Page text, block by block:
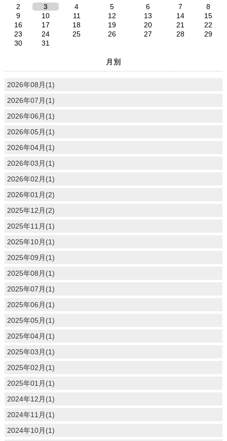
2
3 4 5 6 7
8
9
10 11 12 13 14
15
16
17 18 19 20 21
22
23
24 25 26 27 28
29
30
31
月別
2026年08月(1)
2026年07月(1)
2026年06月(1)
2026年05月(1)
2026年04月(1)
2026年03月(1)
2026年02月(1)
2026年01月(2)
2025年12月(2)
2025年11月(1)
2025年10月(1)
2025年09月(1)
2025年08月(1)
2025年07月(1)
2025年06月(1)
2025年05月(1)
2025年04月(1)
2025年03月(1)
2025年02月(1)
2025年01月(1)
2024年12月(1)
2024年11月(1)
2024年10月(1)